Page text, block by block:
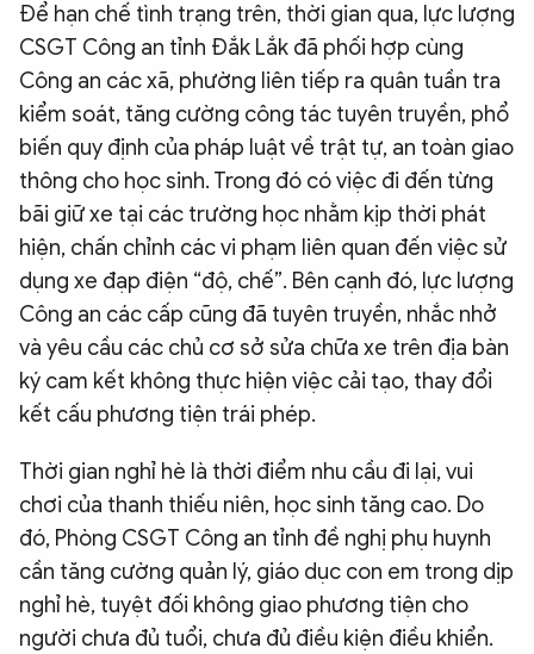
Để hạn chế tình trạng trên, thời gian qua, lực lượng
CSGT Công an tỉnh Đắk Lắk đã phối hợp cùng
Công an các xã, phường liên tiếp ra quân tuần tra
kiểm soát, tăng cường công tác tuyên truyền, phổ
biến quy định của pháp luật về trật tự, an toàn giao
thông cho học sinh. Trong đó có việc đi đến từng
bãi giữ xe tại các trường học nhằm kịp thời phát
hiện, chấn chỉnh các vi phạm liên quan đến việc sử
dụng xe đạp điện “độ, chế”. Bên cạnh đó, lực lượng
Công an các cấp cũng đã tuyên truyền, nhắc nhở
và yêu cầu các chủ cơ sở sửa chữa xe trên địa bàn
ký cam kết không thực hiện việc cải tạo, thay đổi
kết cấu phương tiện trái phép.
Thời gian nghỉ hè là thời điểm nhu cầu đi lại, vui
chơi của thanh thiếu niên, học sinh tăng cao. Do
đó, Phòng CSGT Công an tỉnh đề nghị phụ huynh
cần tăng cường quản lý, giáo dục con em trong dịp
nghỉ hè, tuyệt đối không giao phương tiện cho
người chưa đủ tuổi, chưa đủ điều kiện điều khiển.